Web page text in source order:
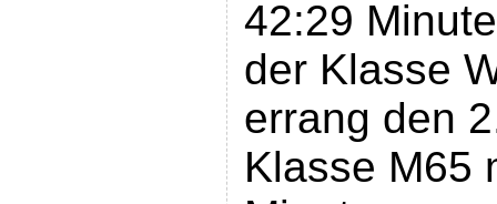
42:29
der Klasse
errang den
Klasse M65